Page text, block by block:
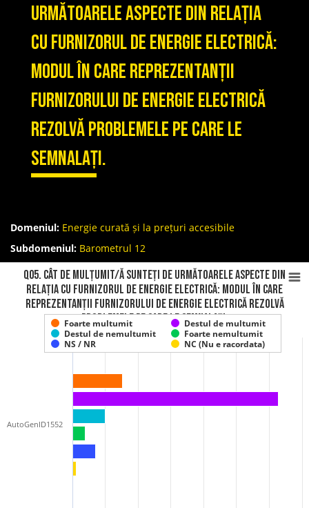
următoarele aspecte din relația
cu furnizorul de energie electrică:
Modul în care reprezentanții
furnizorului de energie electrică
rezolvă problemele pe care le
semnalați.
Domeniul: Energie curată și la prețuri accesibile
Subdomeniul: Barometrul 12
Q05. Cât de mulțumit/ă sunteți de următoarele aspecte din
relația cu furnizorul de energie electrică: Modul în care
reprezentanții furnizorului de energie electrică rezolvă
problemele pe care le semnalați.
Foarte multumit
Destul de multumit
Destul de nemultumit
Foarte nemultumit
NS / NR
NC (Nu e racordata)
AutoGenID1552